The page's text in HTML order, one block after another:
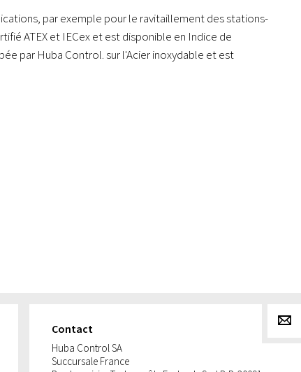
par exemple pour le ravitaillement des stations-
ATEX et IECex et est disponible en Indice de
par Huba Control. sur l'Acier inoxydable et est
Contact
Huba Control SA
Succursale France
g